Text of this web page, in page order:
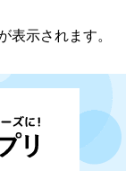
示されます。